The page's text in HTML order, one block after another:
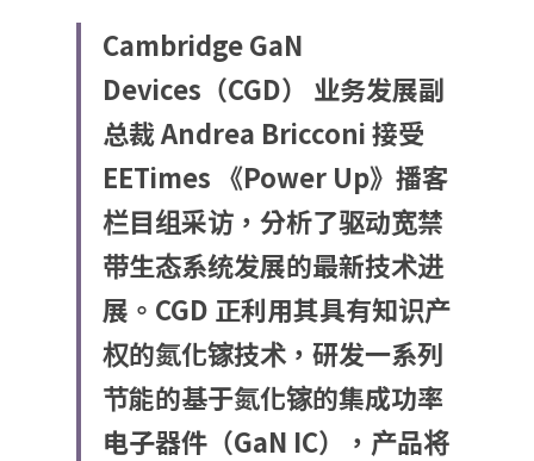
POWERED BY
Cambridge GaN
Devices（CGD） 业务发展副
总裁 Andrea Bricconi 接受
EETimes 《Power Up》播客
栏目组采访，分析了驱动宽禁
带生态系统发展的最新技术进
展。CGD 正利用其具有知识产
权的氮化镓技术，研发一系列
节能的基于氮化镓的集成功率
电子器件（GaN IC），产品将